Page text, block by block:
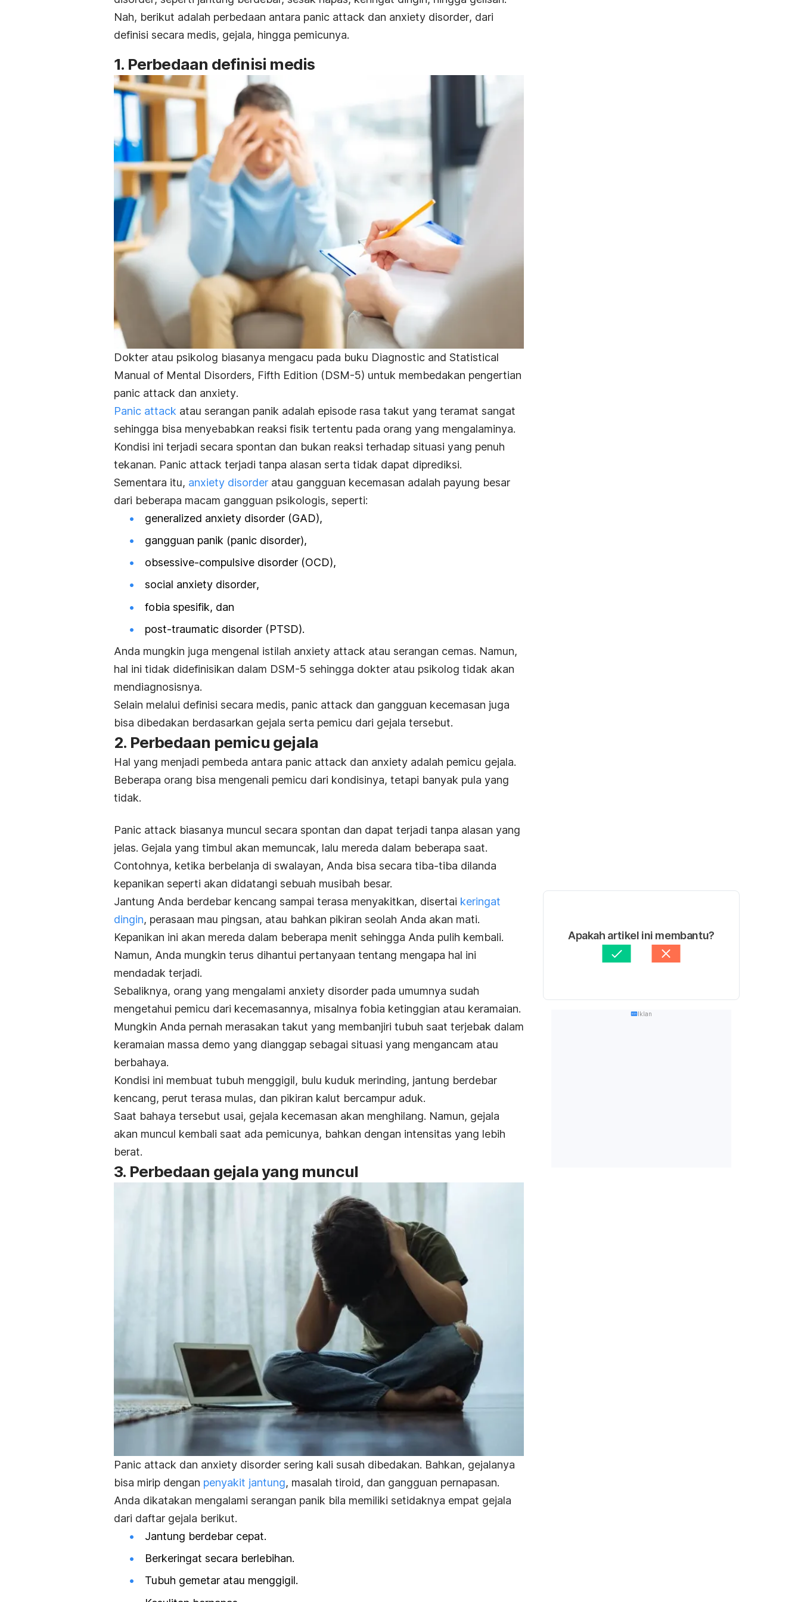
Nah, berikut adalah perbedaan antara panic attack dan anxiety disorder, dari
definisi secara medis, gejala, hingga pemicunya.
1. Perbedaan definisi medis
Dokter atau psikolog biasanya mengacu pada buku Diagnostic and Statistical
Manual of Mental Disorders, Fifth Edition (DSM-5) untuk membedakan pengertian
panic attack dan anxiety.
Panic attack atau serangan panik adalah episode rasa takut yang teramat sangat
sehingga bisa menyebabkan reaksi fisik tertentu pada orang yang mengalaminya.
Kondisi ini terjadi secara spontan dan bukan reaksi terhadap situasi yang penuh
tekanan. Panic attack terjadi tanpa alasan serta tidak dapat diprediksi.
Sementara itu, anxiety disorder atau gangguan kecemasan adalah payung besar
dari beberapa macam gangguan psikologis, seperti:
generalized anxiety disorder (GAD),
gangguan panik (panic disorder),
obsessive-compulsive disorder (OCD),
social anxiety disorder,
fobia spesifik, dan
post-traumatic disorder (PTSD).
Anda mungkin juga mengenal istilah anxiety attack atau serangan cemas. Namun,
hal ini tidak didefinisikan dalam DSM-5 sehingga dokter atau psikolog tidak akan
mendiagnosisnya.
Selain melalui definisi secara medis, panic attack dan gangguan kecemasan juga
bisa dibedakan berdasarkan gejala serta pemicu dari gejala tersebut.
2. Perbedaan pemicu gejala
Hal yang menjadi pembeda antara panic attack dan anxiety adalah pemicu gejala.
Beberapa orang bisa mengenali pemicu dari kondisinya, tetapi banyak pula yang
tidak.
Panic attack biasanya muncul secara spontan dan dapat terjadi tanpa alasan yang
jelas. Gejala yang timbul akan memuncak, lalu mereda dalam beberapa saat.
Contohnya, ketika berbelanja di swalayan, Anda bisa secara tiba-tiba dilanda
kepanikan seperti akan didatangi sebuah musibah besar.
Jantung Anda berdebar kencang sampai terasa menyakitkan, disertai keringat
dingin, perasaan mau pingsan, atau bahkan pikiran seolah Anda akan mati.
Kepanikan ini akan mereda dalam beberapa menit sehingga Anda pulih kembali.
Namun, Anda mungkin terus dihantui pertanyaan tentang mengapa hal ini
mendadak terjadi.
Sebaliknya, orang yang mengalami anxiety disorder pada umumnya sudah
mengetahui pemicu dari kecemasannya, misalnya fobia ketinggian atau keramaian.
Mungkin Anda pernah merasakan takut yang membanjiri tubuh saat terjebak dalam
keramaian massa demo yang dianggap sebagai situasi yang mengancam atau
berbahaya.
Kondisi ini membuat tubuh menggigil, bulu kuduk merinding, jantung berdebar
kencang, perut terasa mulas, dan pikiran kalut bercampur aduk.
Saat bahaya tersebut usai, gejala kecemasan akan menghilang. Namun, gejala
akan muncul kembali saat ada pemicunya, bahkan dengan intensitas yang lebih
berat.
3. Perbedaan gejala yang muncul
Panic attack dan anxiety disorder sering kali susah dibedakan. Bahkan, gejalanya
bisa mirip dengan penyakit jantung, masalah tiroid, dan gangguan pernapasan.
Anda dikatakan mengalami serangan panik bila memiliki setidaknya empat gejala
dari daftar gejala berikut.
Jantung berdebar cepat.
Berkeringat secara berlebihan.
Tubuh gemetar atau menggigil.
Apakah artikel ini membantu?
Iklan